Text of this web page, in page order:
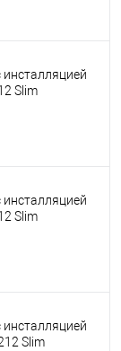
инсталляцией
Slim
инсталляцией
Slim
инсталляцией
Slim